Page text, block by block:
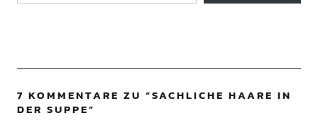
7 KOMMENTARE ZU “SACHLICHE HAARE IN
DER SUPPE”